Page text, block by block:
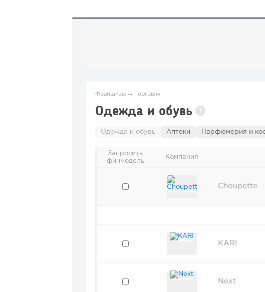
Франшизы → Торговля
Одежда и обувь ?
Одежда и обувь Аптеки Парфюмерия и
Запросить
финмодель
Компания
Choupette
KARI
Next